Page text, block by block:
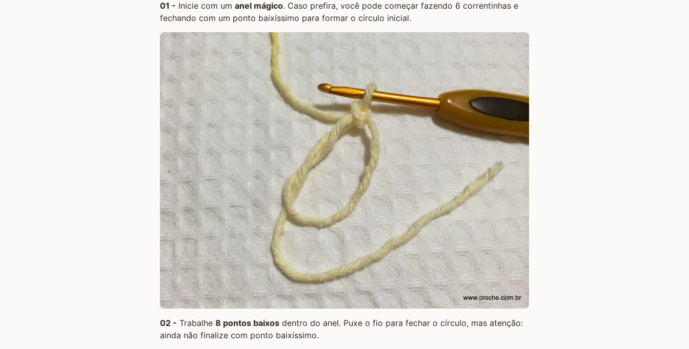
01 - Inicie com um anel mágico. Caso prefira, você pode começar fazendo 6 correntinhas e
fechando com um ponto baixíssimo para formar o círculo inicial.
02 - Trabalhe 8 pontos baixos dentro do anel. Puxe o fio para fechar o círculo, mas atenção:
ainda não finalize com ponto baixíssimo.